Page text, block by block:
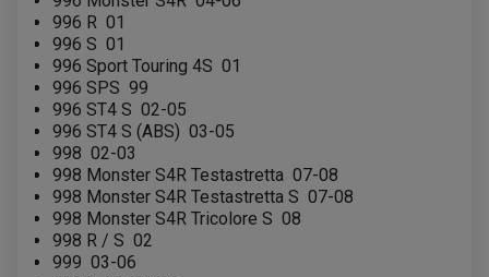
PARTIE CYCLE
ARAIGNÉE / SUPPORT CARÉNAGE
CÂBLE ACCÉLÉRATEUR
CABLE D'EMBRAYAGE
KIT RABAISSEMENT MOTO
KIT STREET BIKE
LEVIER DE FREIN
LEVIER D'EMBRAYAGE
OPTIQUE TYPE ORIGINE
REPOSE PIED TYPE ORIGINE
RETROVISEUR MOTO TYPE ORIGINE
SÉLECTEUR DE VITESSE
HUILE ET LUBRIFIANTS SCOOTER
HUILE SCOOTER
PRODUIT D'ENTRETIEN SCOOTER
PARTIE CYCLE
BULLE / PARE-BRISE
LEVIER DE FREIN
RÉTROVISEUR TYPE ORIGINE
PIÈCE MOTEUR
GALET DE VARIATEUR
COURROIE
VARIATEUR SCOOTER
POMPE A ESSENCE
ROULEMENT BRAS OSCILLANT
996 R 01
996 S 01
996 Sport Touring 4S 01
996 SPS 99
996 ST4 S 02-05
996 ST4 S (ABS) 03-05
998 02-03
998 Monster S4R Testastretta 07-08
998 Monster S4R Testastretta S 07-08
998 Monster S4R Tricolore S 08
998 R / S 02
999 03-06